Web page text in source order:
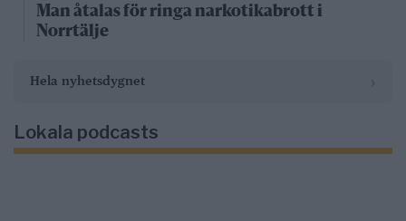
Man åtalas för ringa narkotikabrott i
Norrtälje
Hela nyhetsdygnet
Lokala podcasts